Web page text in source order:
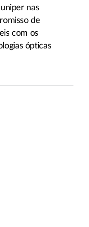
nas
de
com os
ópticas